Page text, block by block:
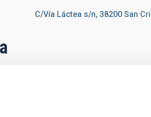
C/Vía Láctea s/n, 38200 San